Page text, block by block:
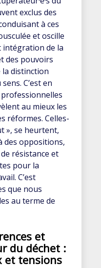
exclus des
à ces
et oscille
de la
des pouvoirs
la distinction
C’est en
au mieux les
réformes. Celles-
», se heurtent,
des oppositions,
résistance et
pour la
C’est
que nous
au terme de
et
du déchet :
et tensions